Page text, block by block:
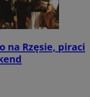
na Rzęsie, piraci